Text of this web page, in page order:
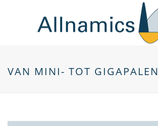
VAN MINI- TOT GIGAPALEN